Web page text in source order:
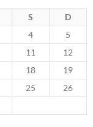
S
D
4
5
11
12
18
19
25
26